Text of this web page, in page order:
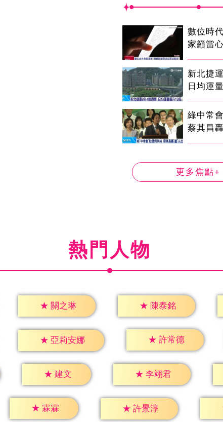
數位時
家籲當
新北捷
日均運
綠中常
蔡其昌
更多焦點+
熱門人物
★ 關之琳 ★ 陳泰銘
★ 亞莉安娜 ★ 許常德
★ 建文 ★ 李翊君
★ 霖霖 ★ 許景淳